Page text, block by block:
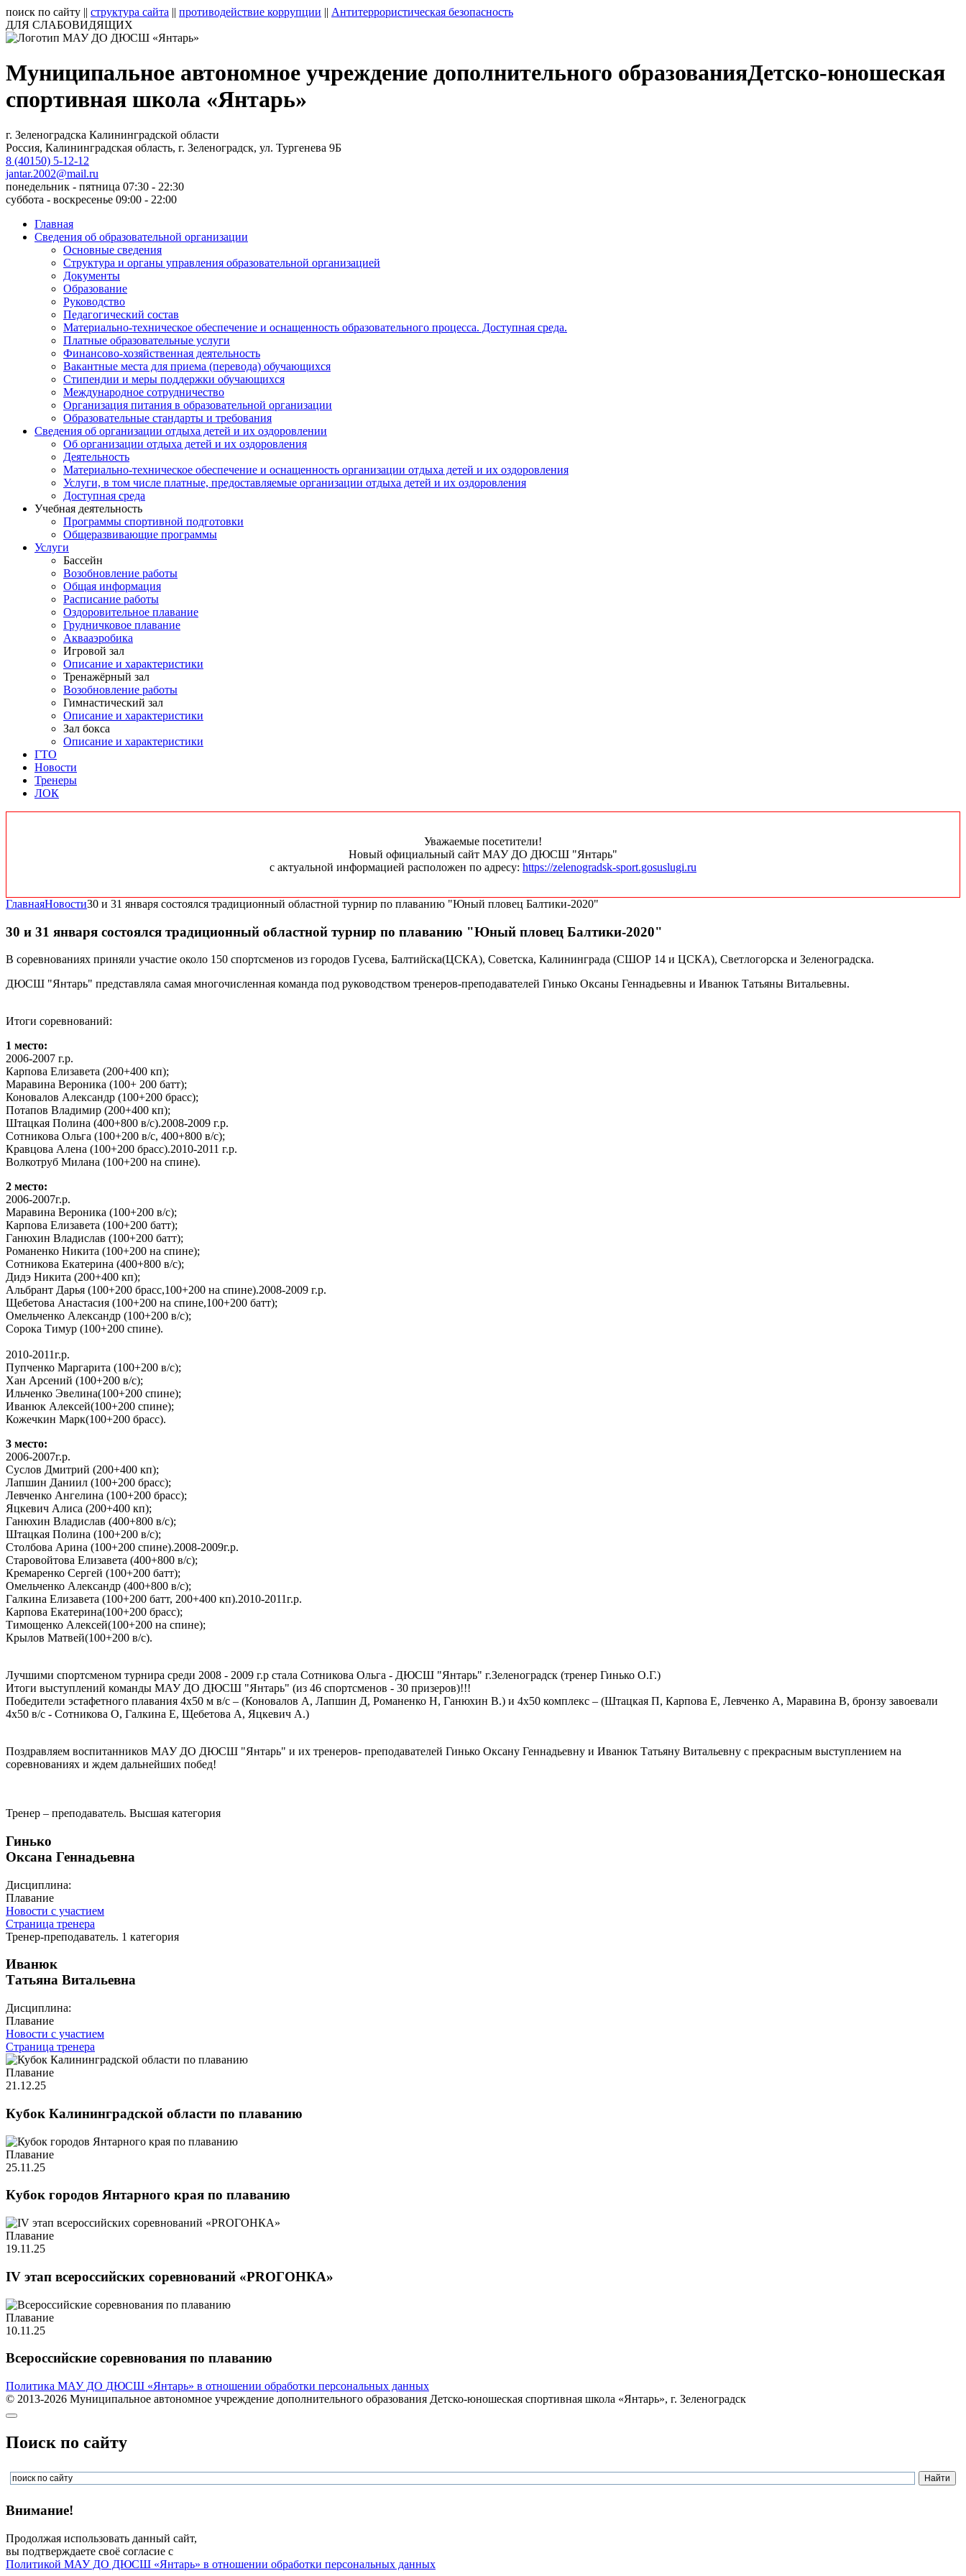
поиск по сайту || структура сайта || противодействие коррупции || Антитеррористическая безопасность
ДЛЯ СЛАБОВИДЯЩИХ
Муниципальное автономное учреждение дополнительного образованияДетско-юношеская
спортивная школа «Янтарь»
г. Зеленоградска Калининградской области
Россия, Калининградская область, г. Зеленоградск, ул. Тургенева 9Б
8 (40150) 5-12-12
jantar.2002@mail.ru
понедельник - пятница 07:30 - 22:30
суббота - воскресенье 09:00 - 22:00
Главная
Сведения об образовательной организации
Основные сведения
Структура и органы управления образовательной организацией
Документы
Образование
Руководство
Педагогический состав
Материально-техническое обеспечение и оснащенность образовательного процесса. Доступная среда.
Платные образовательные услуги
Финансово-хозяйственная деятельность
Вакантные места для приема (перевода) обучающихся
Стипендии и меры поддержки обучающихся
Международное сотрудничество
Организация питания в образовательной организации
Образовательные стандарты и требования
Сведения об организации отдыха детей и их оздоровлении
Об организации отдыха детей и их оздоровления
Деятельность
Материально-техническое обеспечение и оснащенность организации отдыха детей и их оздоровления
Услуги, в том числе платные, предоставляемые организации отдыха детей и их оздоровления
Доступная среда
Учебная деятельность
Программы спортивной подготовки
Общеразвивающие программы
Услуги
Бассейн
Возобновление работы
Общая информация
Расписание работы
Оздоровительное плавание
Грудничковое плавание
Аквааэробика
Игровой зал
Описание и характеристики
Тренажёрный зал
Возобновление работы
Гимнастический зал
Описание и характеристики
Зал бокса
Описание и характеристики
ГТО
Новости
Тренеры
ЛОК
Уважаемые посетители!
Новый официальный сайт МАУ ДО ДЮСШ "Янтарь"
с актуальной информацией расположен по адресу: https://zelenogradsk-sport.gosuslugi.ru
ГлавнаяНовости30 и 31 января состоялся традиционный областной турнир по плаванию "Юный пловец Балтики-2020"
30 и 31 января состоялся традиционный областной турнир по плаванию "Юный пловец Балтики-2020"
В соревнованиях приняли участие около 150 спортсменов из городов Гусева, Балтийска(ЦСКА), Советска, Калининграда (СШОР 14 и ЦСКА), Светлогорска и Зеленоградска.
ДЮСШ "Янтарь" представляла самая многочисленная команда под руководством тренеров-преподавателей Гинько Оксаны Геннадьевны и Иванюк Татьяны Витальевны.
Итоги соревнований:
1 место:
2006-2007 г.р.
Карпова Елизавета (200+400 кп);
Маравина Вероника (100+ 200 батт);
Коновалов Александр (100+200 брасс);
Потапов Владимир (200+400 кп);
Штацкая Полина (400+800 в/с).2008-2009 г.р.
Сотникова Ольга (100+200 в/с, 400+800 в/с);
Кравцова Алена (100+200 брасс).2010-2011 г.р.
Волкотруб Милана (100+200 на спине).
2 место:
2006-2007г.р.
Маравина Вероника (100+200 в/с);
Карпова Елизавета (100+200 батт);
Ганюхин Владислав (100+200 батт);
Романенко Никита (100+200 на спине);
Сотникова Екатерина (400+800 в/с);
Дидэ Никита (200+400 кп);
Альбрант Дарья (100+200 брасс,100+200 на спине).2008-2009 г.р.
Щебетова Анастасия (100+200 на спине,100+200 батт);
Омельченко Александр (100+200 в/с);
Сорока Тимур (100+200 спине).
2010-2011г.р.
Пупченко Маргарита (100+200 в/с);
Хан Арсений (100+200 в/с);
Ильченко Эвелина(100+200 спине);
Иванюк Алексей(100+200 спине);
Кожечкин Марк(100+200 брасс).
3 место:
2006-2007г.р.
Суслов Дмитрий (200+400 кп);
Лапшин Даниил (100+200 брасс);
Левченко Ангелина (100+200 брасс);
Яцкевич Алиса (200+400 кп);
Ганюхин Владислав (400+800 в/с);
Штацкая Полина (100+200 в/с);
Столбова Арина (100+200 спине).2008-2009г.р.
Старовойтова Елизавета (400+800 в/с);
Кремаренко Сергей (100+200 батт);
Омельченко Александр (400+800 в/с);
Галкина Елизавета (100+200 батт, 200+400 кп).2010-2011г.р.
Карпова Екатерина(100+200 брасс);
Тимощенко Алексей(100+200 на спине);
Крылов Матвей(100+200 в/с).
Лучшими спортсменом турнира среди 2008 - 2009 г.р стала Сотникова Ольга - ДЮСШ "Янтарь" г.Зеленоградск (тренер Гинько О.Г.)
Итоги выступлений команды МАУ ДО ДЮСШ "Янтарь" (из 46 спортсменов - 30 призеров)!!!
Победители эстафетного плавания 4х50 м в/с – (Коновалов А, Лапшин Д, Романенко Н, Ганюхин В.) и 4х50 комплекс – (Штацкая П, Карпова Е, Левченко А, Маравина В, бронзу завоевали
4х50 в/с - Сотникова О, Галкина Е, Щебетова А, Яцкевич А.)
Поздравляем воспитанников МАУ ДО ДЮСШ "Янтарь" и их тренеров- преподавателей Гинько Оксану Геннадьевну и Иванюк Татьяну Витальевну с прекрасным выступлением на
соревнованиях и ждем дальнейших побед!
Тренер – преподаватель. Высшая категория
Гинько
Оксана Геннадьевна
Дисциплина:
Плавание
Новости с участием
Страница тренера
Тренер-преподаватель. 1 категория
Иванюк
Татьяна Витальевна
Дисциплина:
Плавание
Новости с участием
Страница тренера
Плавание
21.12.25
Кубок Калининградской области по плаванию
Плавание
25.11.25
Кубок городов Янтарного края по плаванию
Плавание
19.11.25
IV этап всероссийских соревнований «PROГОНКА»
Плавание
10.11.25
Всероссийские соревнования по плаванию
Политика МАУ ДО ДЮСШ «Янтарь» в отношении обработки персональных данных
© 2013-2026 Муниципальное автономное учреждение дополнительного образования Детско-юношеская спортивная школа «Янтарь», г. Зеленоградск
Поиск по сайту
Внимание!
Продолжая использовать данный сайт,
вы подтверждаете своё согласие с
Политикой МАУ ДО ДЮСШ «Янтарь» в отношении обработки персональных данных